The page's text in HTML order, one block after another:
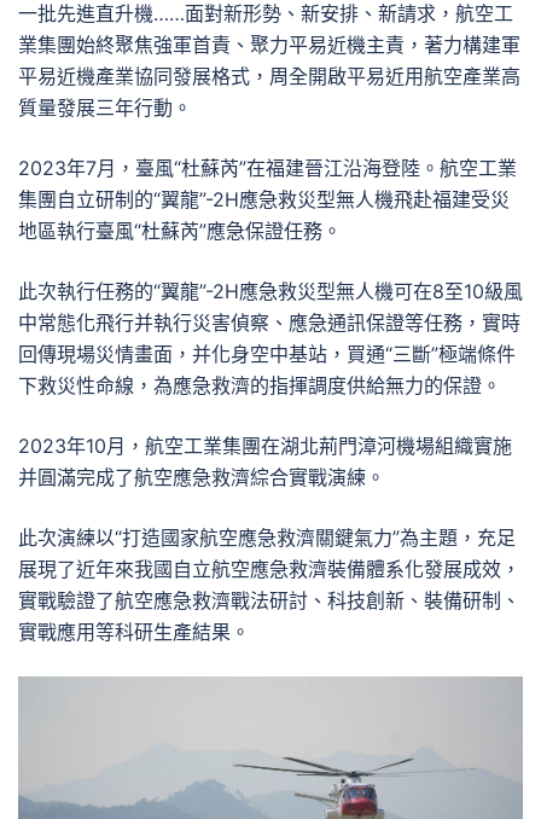
一批先進直升機……面對新形勢、新安排、新請求，航空工
業集團始終聚焦強軍首責、聚力平易近機主責，著力構建軍
平易近機產業協同發展格式，周全開啟平易近用航空產業高
質量發展三年行動。
2023年7月，臺風“杜蘇芮”在福建晉江沿海登陸。航空工業
集團自立研制的“翼龍”-2H應急救災型無人機飛赴福建受災
地區執行臺風“杜蘇芮”應急保證任務。
此次執行任務的“翼龍”-2H應急救災型無人機可在8至10級風
中常態化飛行并執行災害偵察、應急通訊保證等任務，實時
回傳現場災情畫面，并化身空中基站，買通“三斷”極端條件
下救災性命線，為應急救濟的指揮調度供給無力的保證。
2023年10月，航空工業集團在湖北荊門漳河機場組織實施
并圓滿完成了航空應急救濟綜合實戰演練。
此次演練以“打造國家航空應急救濟關鍵氣力”為主題，充足
展現了近年來我國自立航空應急救濟裝備體系化發展成效，
實戰驗證了航空應急救濟戰法研討、科技創新、裝備研制、
實戰應用等科研生產結果。